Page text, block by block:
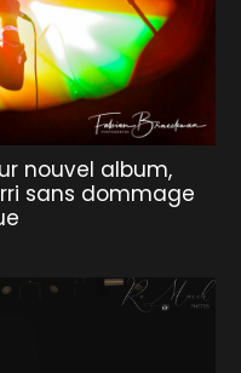
nouvel album,
sans dommage